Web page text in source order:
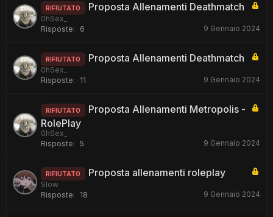
RIFIUTATO Proposta Allenamenti Deathmatch
0hSex_
Risposte:
6 9 Gennaio 2024
RIFIUTATO Proposta Allenamenti Deathmatch
0hSex_
Risposte:
11 9 Gennaio 2024
RIFIUTATO
Proposta Allenamenti Metropolis -
RolePlay
0hSex_
Risposte: 5 9 Gennaio 2024
RIFIUTATO Proposta allenamenti roleplay
Slow
Risposte:
18 9 Gennaio 2024